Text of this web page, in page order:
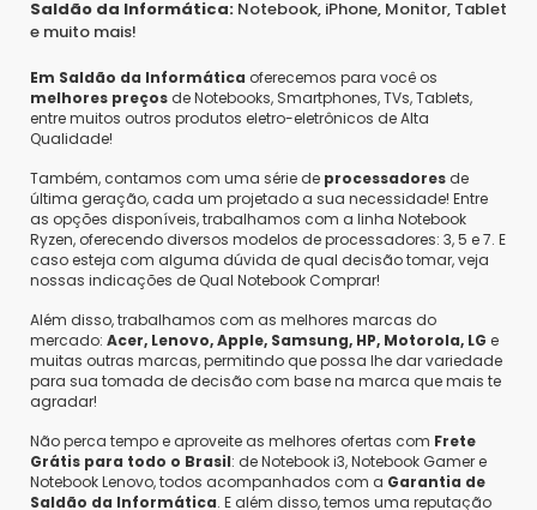
Saldão da Informática: Notebook, iPhone, Monitor, Tablet
e muito mais!
Em Saldão da Informática oferecemos para você os
melhores preços de Notebooks, Smartphones, TVs, Tablets,
entre muitos outros produtos eletro-eletrônicos de Alta
Qualidade!
Também, contamos com uma série de processadores de
última geração, cada um projetado a sua necessidade! Entre
as opções disponíveis, trabalhamos com a linha Notebook
Ryzen, oferecendo diversos modelos de processadores: 3, 5 e 7. E
caso esteja com alguma dúvida de qual decisão tomar, veja
nossas indicações de Qual Notebook Comprar!
Além disso, trabalhamos com as melhores marcas do
mercado: Acer, Lenovo, Apple, Samsung, HP, Motorola, LG e
muitas outras marcas, permitindo que possa lhe dar variedade
para sua tomada de decisão com base na marca que mais te
agradar!
Não perca tempo e aproveite as melhores ofertas com Frete
Grátis para todo o Brasil: de Notebook i3, Notebook Gamer e
Notebook Lenovo, todos acompanhados com a Garantia de
Saldão da Informática. E além disso, temos uma reputação